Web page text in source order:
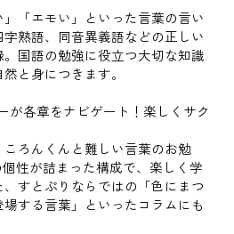
「エモい」といった言葉の言い
熟語、同音異義語などの正しい
国語の勉強に役立つ大切な知識
と身につきます。
が各章をナビゲート！楽しくサク
ろんくんと難しい言葉のお勉
性が詰まった構成で、楽しく学
すとぷりならではの「色にまつ
する言葉」といったコラムにも